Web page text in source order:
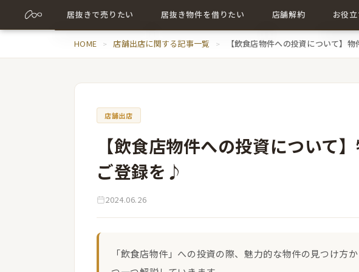
居抜きで売りたい
売却について詳しく
居抜き物件を借りたい
居抜き物件について詳しく
店舗解約
店舗解約について詳し
お役
店舗
HOME 店舗出店に関する記事一覧 【飲食店物件への投資について】
店舗出店
【飲食店物件への投資について
ご登録を♪
2024.06.26
「飲食店物件」への投資の際、魅力的な物件の見つけ方